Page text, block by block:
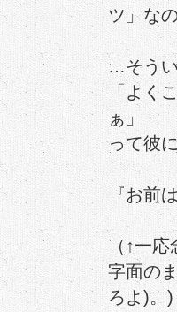
ツ」な
…そう
「よく
ぁ」
って彼
『お前
（↑一応
字面の
ろよ)。)